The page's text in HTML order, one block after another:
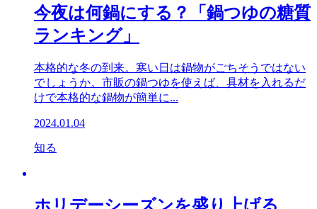
今夜は何鍋にする？「鍋つゆの糖質
ランキング」
本格的な冬の到来。寒い日は鍋物がごちそうではない
でしょうか。市販の鍋つゆを使えば、具材を入れるだ
けで本格的な鍋物が簡単に...
2024.01.04
知る